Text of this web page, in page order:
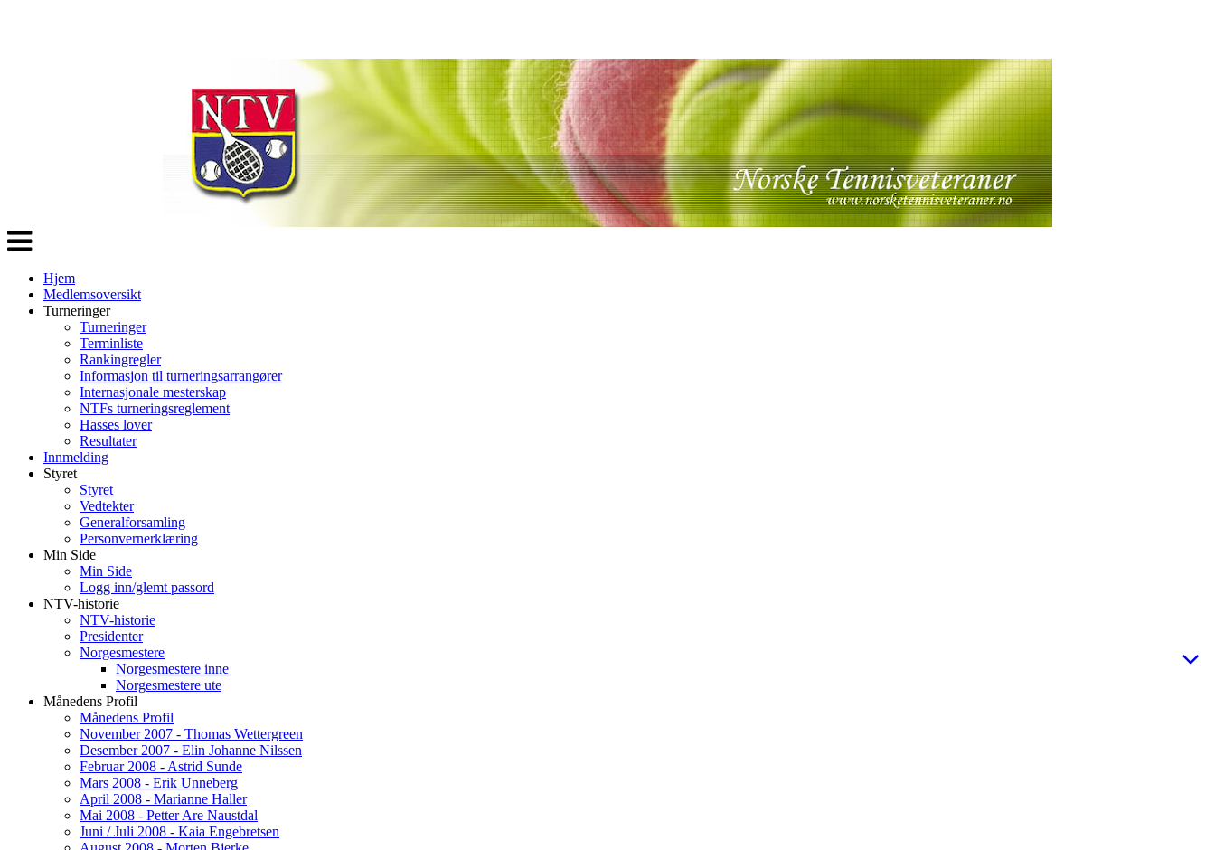
Veksle
navigasjon
Hjem
Medlemsoversikt
Turneringer
Turneringer
Terminliste
Rankingregler
Informasjon til turneringsarrangører
Internasjonale mesterskap
NTFs turneringsreglement
Hasses lover
Resultater
Innmelding
Styret
Styret
Vedtekter
Generalforsamling
Personvernerklæring
Min Side
Min Side
Logg inn/glemt passord
NTV-historie
NTV-historie
Presidenter
Norgesmestere
Norgesmestere inne
Norgesmestere ute
Månedens Profil
Månedens Profil
November 2007 - Thomas Wettergreen
Desember 2007 - Elin Johanne Nilssen
Februar 2008 - Astrid Sunde
Mars 2008 - Erik Unneberg
April 2008 - Marianne Haller
Mai 2008 - Petter Are Naustdal
Juni / Juli 2008 - Kaia Engebretsen